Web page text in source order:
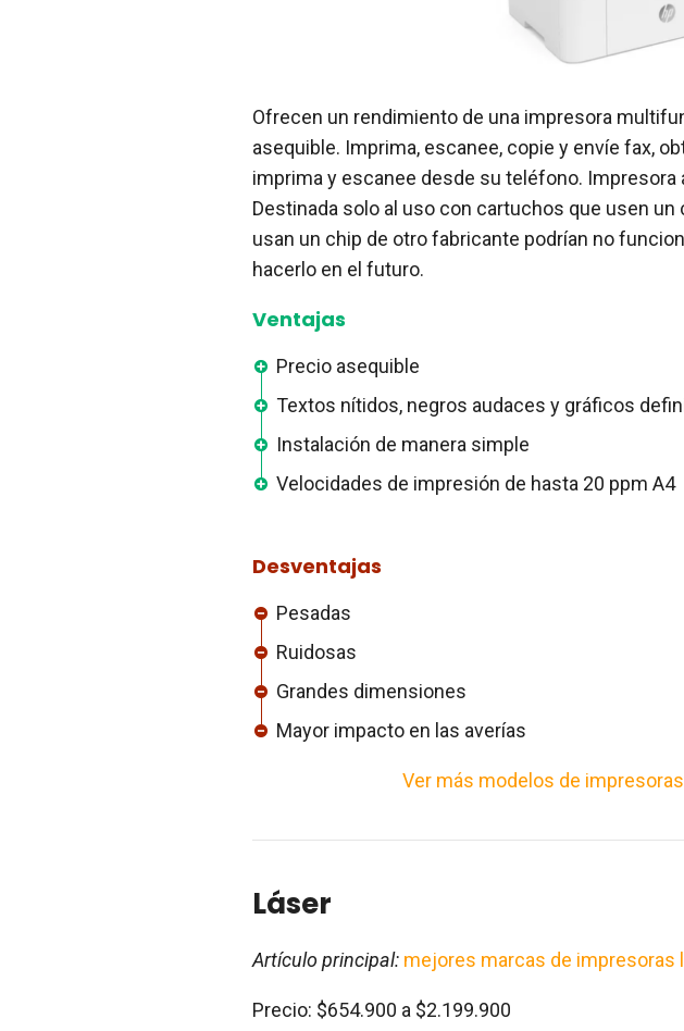
Ofrecen un rendimiento de una impresora
asequible. Imprima, escanee, copie y envíe fax,
imprima y escanee desde su teléfono. Impresora
Destinada solo al uso con cartuchos que usen un
usan un chip de otro fabricante podrían no
hacerlo en el futuro.
Ventajas
Precio asequible
Textos nítidos, negros audaces y gráficos
Instalación de manera simple
Velocidades de impresión de hasta 20 ppm A4
Desventajas
Pesadas
Ruidosas
Grandes dimensiones
Mayor impacto en las averías
Ver más modelos de
Láser
Artículo principal: mejores marcas de impresoras
Precio: $654.900 a $2.199.900